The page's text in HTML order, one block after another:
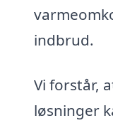
indbrud.
Vi forstår,
løsninger